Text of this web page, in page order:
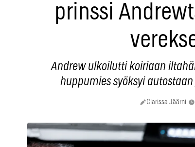
prinssi
Andrew ulkoilutti koiriaan
huppumies syöksyi
Clarissa Jäärni